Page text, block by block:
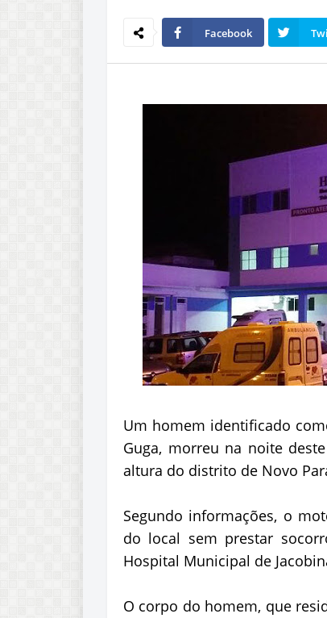
Facebook
Um homem identificado
Guga, morreu na noite
altura do distrito de Novo
Segundo informações, o
do local sem prestar
Hospital Municipal de
O corpo do homem, que